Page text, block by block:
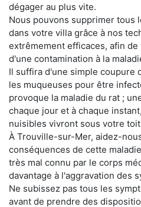
dégager au plus vite.
Nous pouvons supprimer tous
dans votre villa grâce à nos
extrêmement efficaces, afin
d'une contamination à la
Il suffira d'une simple coupure
les muqueuses pour être
provoque la maladie du rat ;
chaque jour et à chaque
nuisibles vivront sous votre
À Trouville-sur-Mer, aidez-
conséquences de cette
très mal connu par le corps
davantage à l'aggravation des
Ne subissez pas tous les
avant de prendre des